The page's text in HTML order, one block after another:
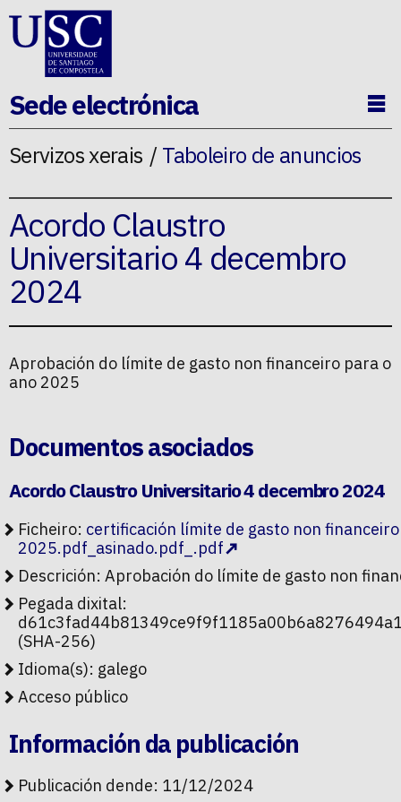
Ir ao contido da p�xina
Sede electrónica
Servizos xerais Taboleiro de anuncios
Acordo Claustro
Universitario 4 decembro
2024
Aprobación do límite de gasto non financeiro para o
ano 2025
Documentos asociados
Acordo Claustro Universitario 4 decembro 2024
Ficheiro: certificación límite de gasto non financeiro
2025.pdf_asinado.pdf_.pdf
Descrición: Aprobación do límite de gasto non
Pegada dixital:
(SHA-256)
Idioma(s): galego
Acceso público
Información da publicación
Publicación dende: 11/12/2024